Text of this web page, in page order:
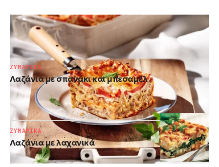
Λαζάνια με κιμά χωρίς μπεσαμέλ
ΖΥΜΑΡΙΚΑ
Λαζάνια με σπανάκι και μπεσαμέλ
ΖΥΜΑΡΙΚΑ
Λαζάνια με λαχανικά
ΖΥΜΑΡΙΚΑ